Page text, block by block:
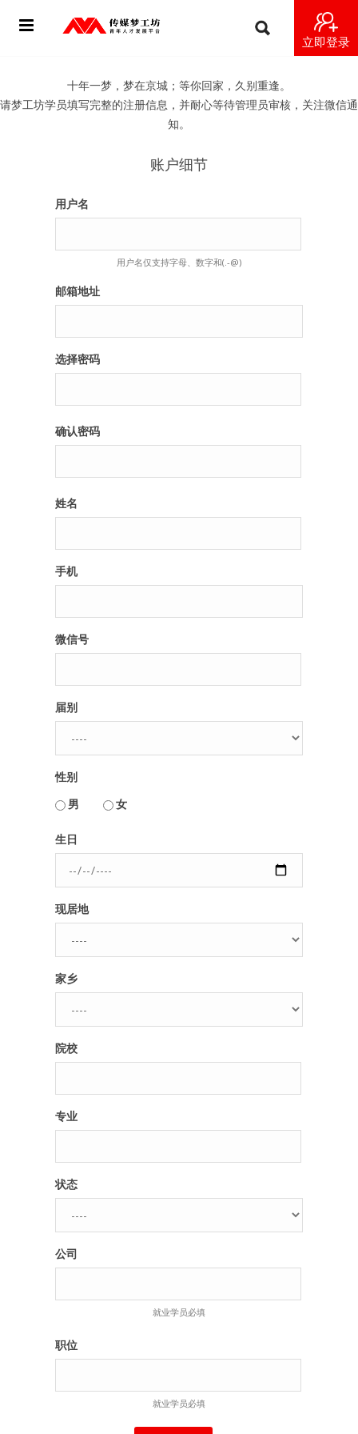
立即登录
用户名或Email
记住我的登录状态
没帐号？注册一个
纪录片2 青年人不同活法
出彩2016
辉煌2013
梦工坊圈
人脉圈
信息圈
品牌的力量
十年一梦，梦在京城；等你回家，久别重逢。
请梦工坊学员填写完整的注册信息，并耐心等待管理员审核，关注微信通
知。
账户细节
用户名
用户名仅支持字母、数字和(.-@)
邮箱地址
选择密码
确认密码
姓名
手机
微信号
届别
性别
男
女
生日
现居地
家乡
院校
专业
状态
公司
就业学员必填
职位
就业学员必填